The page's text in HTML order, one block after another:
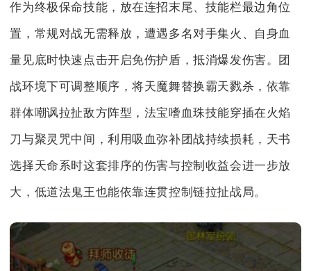
作为终极保命技能，放在连招末尾、技能栏最边角位
置，常规对战无需释放，遭遇多名对手集火、自身血
量见底时快速点击开启免伤护盾，抵消爆发伤害。团
战环境下可调整顺序，将天魔舞替换霸天戮杀，依靠
群体嘲讽拉扯敌方阵型，法宝嗜血珠技能穿插在火焰
刀与聚灵咒中间，利用吸血弥补团战持续损耗，天书
选择天命系时这套排序的伤害与控制收益会进一步放
大，低道法鬼王也能依靠连贯控制链拉扯战局。